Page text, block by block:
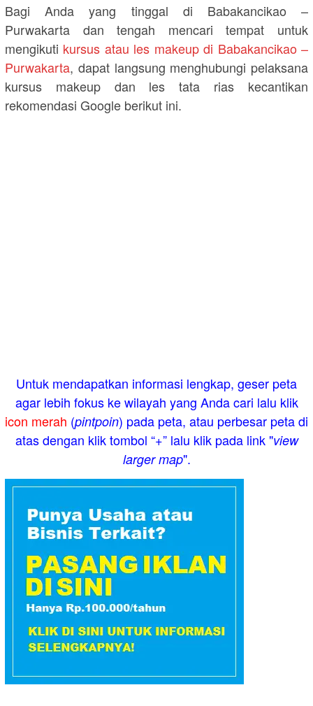
Bagi Anda yang tinggal di Babakancikao –
Purwakarta dan tengah mencari tempat untuk
mengikuti kursus atau les makeup di Babakancikao –
Purwakarta, dapat langsung menghubungi pelaksana
kursus makeup dan les tata rias kecantikan
rekomendasi Google berikut ini.
Untuk mendapatkan informasi lengkap, geser peta
agar lebih fokus ke wilayah yang Anda cari lalu klik
icon merah (pintpoin) pada peta, atau perbesar peta di
atas dengan klik tombol “+” lalu klik pada link "view
larger map".